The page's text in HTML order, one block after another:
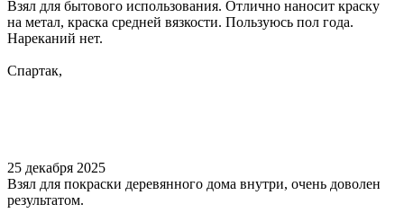
Взял для бытового использования. Отлично наносит краску
на метал, краска средней вязкости. Пользуюсь пол года.
Нареканий нет.
Спартак,
25 декабря 2025
Взял для покраски деревянного дома внутри, очень доволен
результатом.